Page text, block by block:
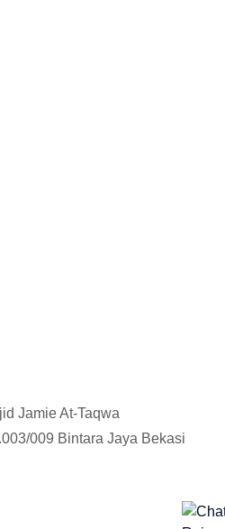
Jamie At-Taqwa
009 Bintara Jaya Bekasi